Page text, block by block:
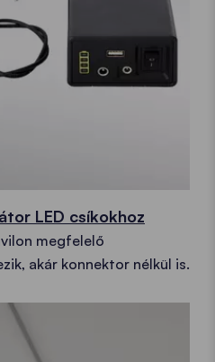
LED csíkokhoz
megfelelő
akár konnektor nélkül is.